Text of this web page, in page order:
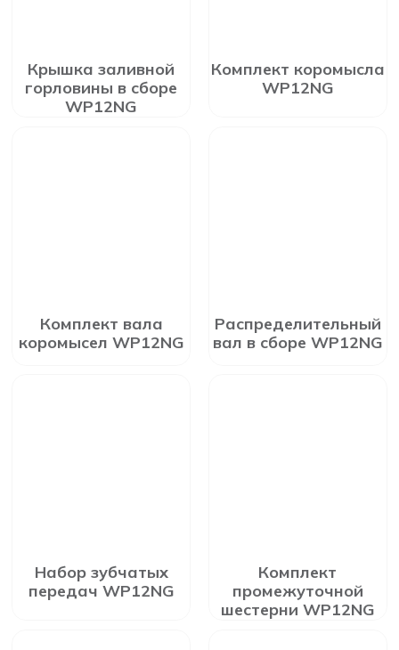
Крышка заливной
горловины в сборе
WP12NG
Комплект коромысла
WP12NG
Комплект вала
коромысел WP12NG
Распределительный
вал в сборе WP12NG
Набор зубчатых
передач WP12NG
Комплект
промежуточной
шестерни WP12NG